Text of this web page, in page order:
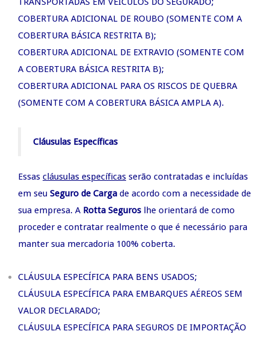
COBERTURA ADICIONAL DE ROUBO (SOMENTE COM A
COBERTURA BÁSICA RESTRITA B);
COBERTURA ADICIONAL DE EXTRAVIO (SOMENTE COM
A COBERTURA BÁSICA RESTRITA B);
COBERTURA ADICIONAL PARA OS RISCOS DE QUEBRA
(SOMENTE COM A COBERTURA BÁSICA AMPLA A).
Cláusulas Específicas
Essas cláusulas específicas serão contratadas e incluídas
em seu Seguro de Carga de acordo com a necessidade de
sua empresa. A Rotta Seguros lhe orientará de como
proceder e contratar realmente o que é necessário para
manter sua mercadoria 100% coberta.
CLÁUSULA ESPECÍFICA PARA BENS USADOS;
CLÁUSULA ESPECÍFICA PARA EMBARQUES AÉREOS SEM
VALOR DECLARADO;
CLÁUSULA ESPECÍFICA PARA SEGUROS DE IMPORTAÇÃO